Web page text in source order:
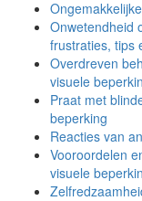
Onwetendheid
frustraties, tips
Overdreven
visuele
Praat met
beperking
Reacties van
Vooroordelen
visuele